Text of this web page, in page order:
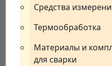
Средства
Термообработка
Материалы и
для сварки